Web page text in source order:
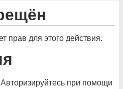
прав для этого действия.
при помощи